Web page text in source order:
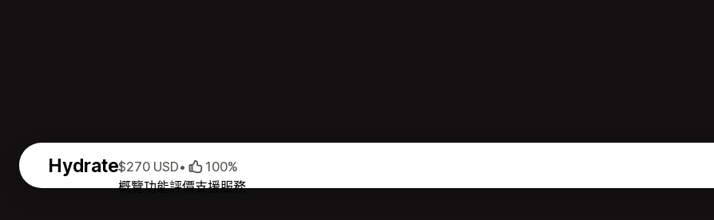
Hydrate
概覽功能評價支援服務
$270 USD• 100%